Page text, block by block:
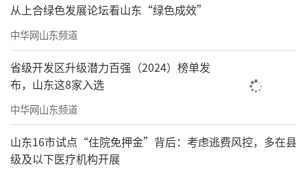
从上合绿色发展论坛看山东“绿色成效”
中华网山东频道
省级开发区升级潜力百强（2024）榜单发
布，山东这8家入选
中华网山东频道
山东16市试点“住院免押金”背后：考虑逃费风控，多在县
级及以下医疗机构开展